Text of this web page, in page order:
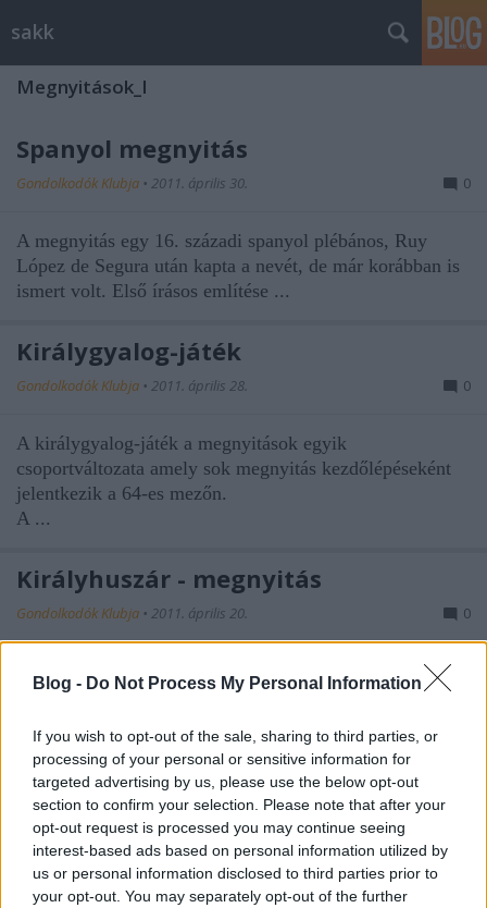
Blog - Do Not Process My Personal Information
If you wish to opt-out of the sale, sharing to third parties, or
processing of your personal or sensitive information for
targeted advertising by us, please use the below opt-out
section to confirm your selection. Please note that after your
opt-out request is processed you may continue seeing
interest-based ads based on personal information utilized by
us or personal information disclosed to third parties prior to
your opt-out. You may separately opt-out of the further
sakk
Megnyitások_I
Spanyol megnyitás
Gondolkodók Klubja • 2011. április 30. 0
A megnyitás egy 16. századi spanyol plébános, Ruy
López de Segura után kapta a nevét, de már korábban is
ismert volt. Első írásos említése ...
Királygyalog-játék
Gondolkodók Klubja • 2011. április 28. 0
A királygyalog-játék a megnyitások egyik
csoportváltozata amely sok megnyitás kezdőlépéseként
jelentkezik a 64-es mezőn.
A ...
Királyhuszár - megnyitás
Gondolkodók Klubja • 2011. április 20. 0
Akirályhuszár-megnyitáskezdő állása a következő
lépések eredményeként jön létre a 64-es mezőn:
2. Hf3
Megnyitások NÉGYHUSZÁROS JÁTÉK
Gondolkodók Klubja •2011. április 10.